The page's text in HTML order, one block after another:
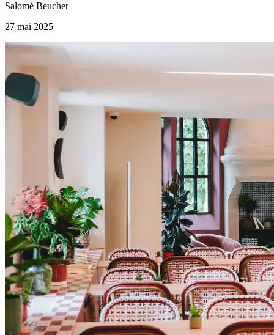
Salomé Beucher
27 mai 2025